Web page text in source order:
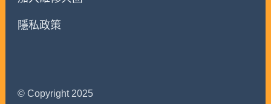
隱私政策
© Copyright 2025